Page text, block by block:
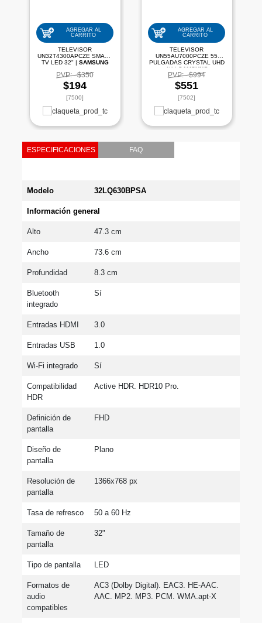
AGREGAR AL
CARRITO
TELEVISOR
UN32T4300APCZE SMART
TV LED 32" | SAMSUNG
PVP: $350
$194
[7500]
AGREGAR AL
CARRITO
TELEVISOR
UN55AU7000PCZE 55
PULGADAS CRYSTAL UHD
4K | SAMSUNG
PVP: $994
$551
[7502]
ESPECIFICACIONES FAQ
Modelo 32LQ630BPSA
Información general
Alto 47.3 cm
Ancho 73.6 cm
Profundidad 8.3 cm
Bluetooth
integrado
Sí
Entradas HDMI 3.0
Entradas USB 1.0
Wi-Fi integrado Sí
Compatibilidad
HDR
Active HDR. HDR10 Pro.
Definición de
pantalla
FHD
Diseño de
pantalla
Plano
Resolución de
pantalla
1366x768 px
Tasa de refresco 50 a 60 Hz
Tamaño de
pantalla
32"
Tipo de pantalla LED
Formatos de
audio
compatibles
AC3 (Dolby Digital). EAC3. HE-AAC.
AAC. MP2. MP3. PCM. WMA.apt-X